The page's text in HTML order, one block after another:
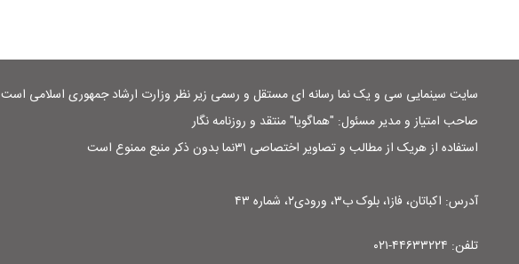
سایت سینمایی سی و یک نما رسانه ای مستقل و رسمی زیر نظر وزارت ارشاد جمهوری اسلامی است
صاحب امتیاز و مدیر مسئول: "هماگویا" منتقد و روزنامه نگار
استفاده از هریک از مطالب و تصاویر اختصاصی ۳۱نما بدون ذکر منبع ممنوع است
آدرس: اکباتان، فاز۱، بلوک ب۳، ورودی۲، شماره ۴۳
تلفن: ۴۴۶۳۳۲۲۴-۰۲۱